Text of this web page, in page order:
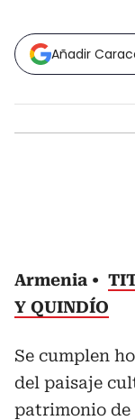
Añadir
Armenia
Y QUINDÍO
Se cumplen
del paisaje
patrimonio de